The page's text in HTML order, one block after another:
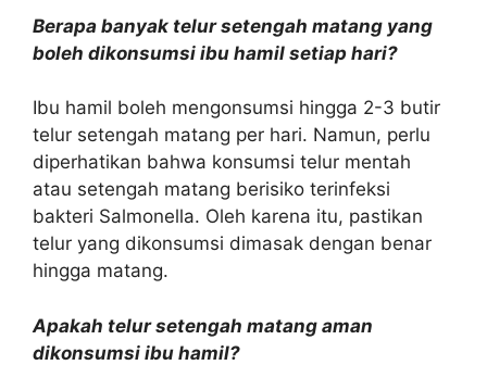
Berapa banyak telur setengah matang yang
boleh dikonsumsi ibu hamil setiap hari?
Ibu hamil boleh mengonsumsi hingga 2-3 butir
telur setengah matang per hari. Namun, perlu
diperhatikan bahwa konsumsi telur mentah
atau setengah matang berisiko terinfeksi
bakteri Salmonella. Oleh karena itu, pastikan
telur yang dikonsumsi dimasak dengan benar
hingga matang.
Apakah telur setengah matang aman
dikonsumsi ibu hamil?